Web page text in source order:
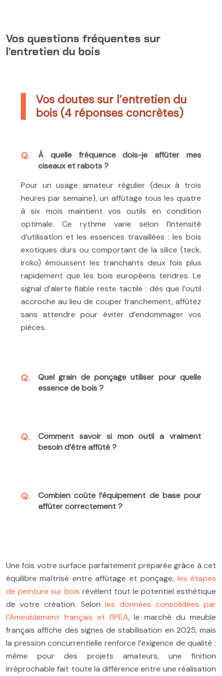
Vos questions fréquentes sur
l’entretien du bois
Vos doutes sur l’entretien du
bois (4 réponses concrètes)
À quelle fréquence dois-je affûter mes
ciseaux et rabots ?
Pour un usage amateur régulier (deux à trois
heures par semaine), un affûtage tous les quatre
à six mois maintient vos outils en condition
optimale. Ce rythme varie selon l’intensité
d’utilisation et les essences travaillées : les bois
exotiques durs ou comportant de la silice (teck,
iroko) émoussent les tranchants deux fois plus
rapidement que les bois européens tendres. Le
signal d’alerte fiable reste tactile : dès que l’outil
accroche au lieu de couper franchement, affûtez
sans attendre pour éviter d’endommager vos
pièces.
Quel grain de ponçage utiliser pour quelle
essence de bois ?
Comment savoir si mon outil a vraiment
besoin d’être affûté ?
Combien coûte l’équipement de base pour
affûter correctement ?
Une fois votre surface parfaitement préparée grâce à cet
équilibre maîtrisé entre affûtage et ponçage, les étapes
de peinture sur bois révèlent tout le potentiel esthétique
de votre création. Selon les données consolidées par
l’Ameublement français et l’IPEA, le marché du meuble
français affiche des signes de stabilisation en 2025, mais
la pression concurrentielle renforce l’exigence de qualité :
même pour des projets amateurs, une finition
irréprochable fait toute la différence entre une réalisation